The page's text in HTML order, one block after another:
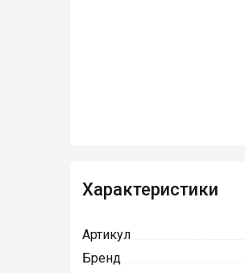
Характеристики
Артикул
Бренд